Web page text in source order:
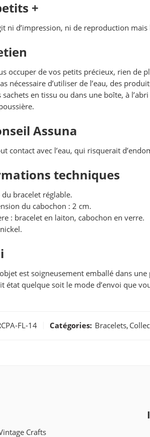
+
ni d’impression, ni de reproduction
occuper de vos petits précieux, rien de
nécessaire d’utiliser de l’eau, des
sachets en tissu ou dans une boîte, à
Assuna
contact avec l’eau, qui risquerait
techniques
du bracelet réglable.
du cabochon : 2 cm.
: bracelet en laiton, cabochon en verre.
est soigneusement emballé dans
état quelque soit le mode d’envoi que
FL-14 Catégories: Bracelets,
Crafts